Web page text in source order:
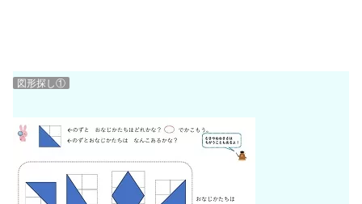
図形探し①